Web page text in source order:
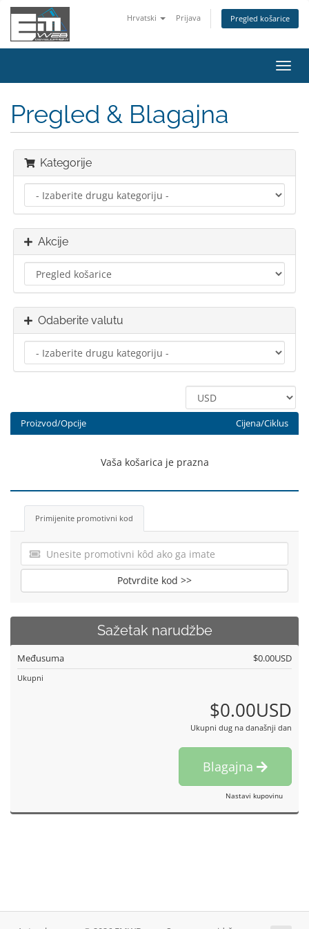
Hrvatski Prijava Pregled košarice
Pregled & Blagajna
Kategorije
Akcije
Odaberite valutu
Proizvod/Opcije Cijena/Ciklus
Vaša košarica je prazna
Primijenite promotivni kod
Potvrdite kod >>
Sažetak narudžbe
Međusuma $0.00USD
Ukupni
$0.00USD
Ukupni dug na današnji dan
Blagajna
Nastavi kupovinu